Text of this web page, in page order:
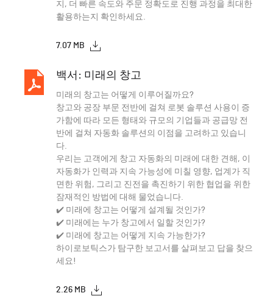
지, 더 빠른 속도와 주문 정확도로 진행 과정을 최대한
활용하는지 확인하세요.
7.07 MB
백서: 미래의 창고
미래의 창고는 어떻게 이루어질까요?
창고와 공장 부문 전반에 걸쳐 로봇 솔루션 사용이 증
가함에 따라 모든 형태와 규모의 기업들과 공급망 전
반에 걸쳐 자동화 솔루션의 이점을 고려하고 있습니
다.
우리는 고객에게 창고 자동화의 미래에 대한 견해, 이
자동화가 인력과 지속 가능성에 미칠 영향, 업계가 직
면한 위험, 그리고 진전을 촉진하기 위한 협업을 위한
잠재적인 방법에 대해 물었습니다.
✔️ 미래에 창고는 어떻게 설계될 것인가?
✔️ 미래에는 누가 창고에서 일할 것인가?
✔️ 미래에 창고는 어떻게 지속 가능한가?
하이로보틱스가 탐구한 보고서를 살펴보고 답을 찾으
세요!
2.26 MB